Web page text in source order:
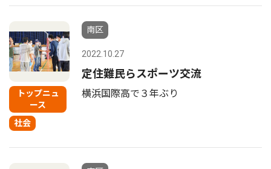
トップニュ
ース
社会
南区
2022.10.27
定住難民らスポーツ交流
横浜国際高で３年ぶり